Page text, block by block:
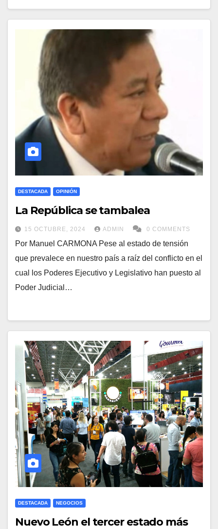
DESTACADA OPINIÓN
La República se tambalea
15 OCTUBRE, 2024 ADMIN 0 COMMENTS
Por Manuel CARMONA Pese al estado de tensión
que prevalece en nuestro país a raíz del conflicto en el
cual los Poderes Ejecutivo y Legislativo han puesto al
Poder Judicial…
DESTACADA NEGOCIOS
Nuevo León el tercer estado más